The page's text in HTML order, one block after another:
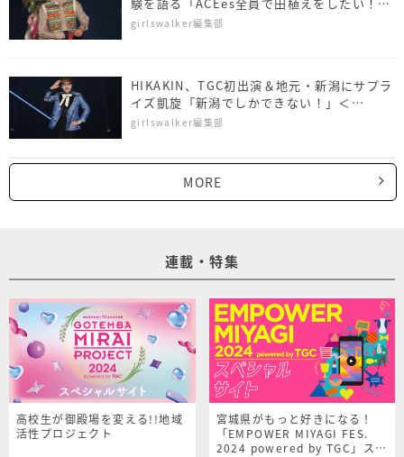
験を語る「ACEes全員で田植えをしたい！」
＜NAMICS presents TGC 新潟 2026＞
girlswalker編集部
HIKAKIN、TGC初出演＆地元・新潟にサプラ
イズ凱旋「新潟でしかできない！」＜
NAMICS presents TGC 新潟 2026＞
girlswalker編集部
MORE
連載・特集
高校生が御殿場を変える!!地域
活性プロジェクト
宮城県がもっと好きになる！
「EMPOWER MIYAGI FES.
2024 powered by TGC」スペ